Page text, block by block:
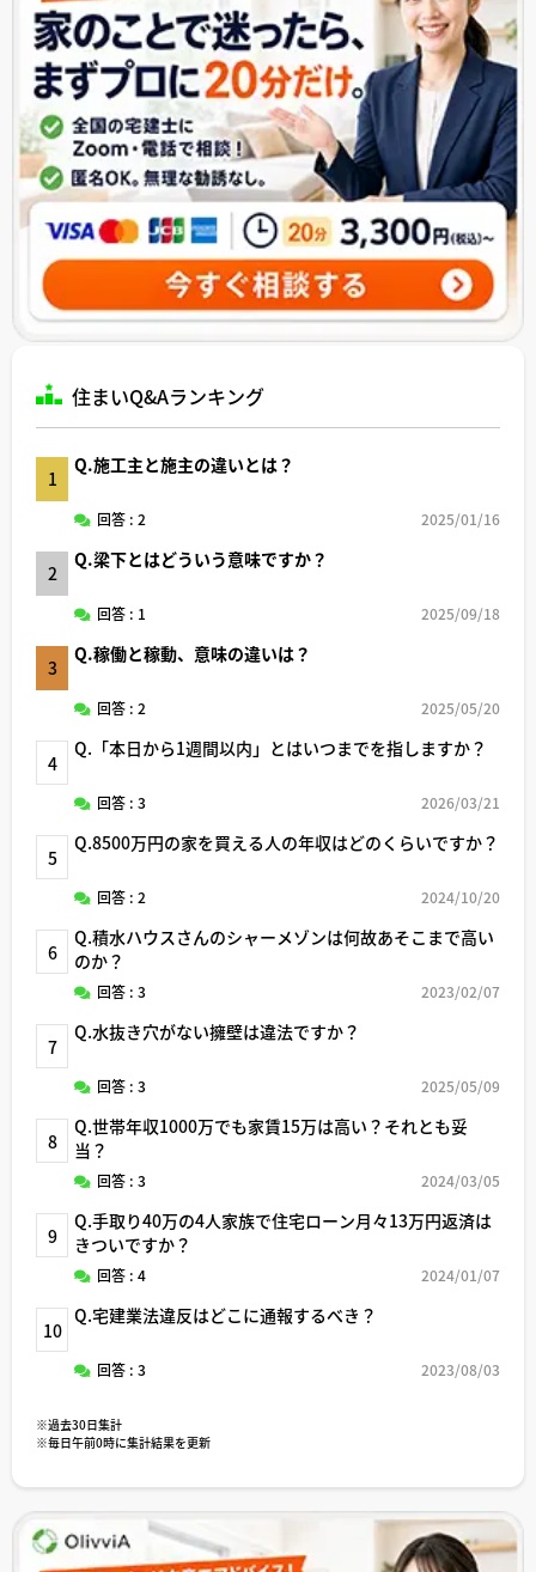
住まいQ&Aランキング
1
Q.施工主と施主の違いとは？
回答 : 2 2025/01/16
2
Q.梁下とはどういう意味ですか？
回答 : 1 2025/09/18
3
Q.稼働と稼動、意味の違いは？
回答 : 2 2025/05/20
4
Q.「本日から1週間以内」とはいつまでを指しますか？
回答 : 3 2026/03/21
5
Q.8500万円の家を買える人の年収はどのくらいですか？
回答 : 2 2024/10/20
6
Q.積水ハウスさんのシャーメゾンは何故あそこまで高い
のか？
回答 : 3 2023/02/07
7
Q.水抜き穴がない擁壁は違法ですか？
回答 : 3 2025/05/09
8
Q.世帯年収1000万でも家賃15万は高い？それとも妥
当？
回答 : 3 2024/03/05
9
Q.手取り40万の4人家族で住宅ローン月々13万円返済は
きついですか？
回答 : 4 2024/01/07
10
Q.宅建業法違反はどこに通報するべき？
回答 : 3 2023/08/03
※過去30日集計
※毎日午前0時に集計結果を更新